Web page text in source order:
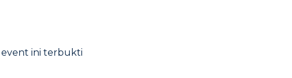
event ini terbukti